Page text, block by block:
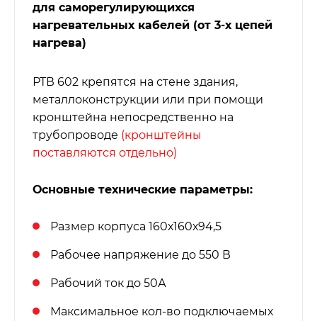
для саморегулирующихся
нагревательных кабелей (от 3-х цепей
нагрева)
РТВ 602 крепятся на стене здания,
металлоконструкции или при помощи
кронштейна непосредственно на
трубопроводе (кронштейны
поставляются отдельно)
Основные технические параметры:
Размер корпуса 160х160х94,5
Рабочее напряжение до 550 В
Рабочий ток до 50А
Максимальное кол-во подключаемых